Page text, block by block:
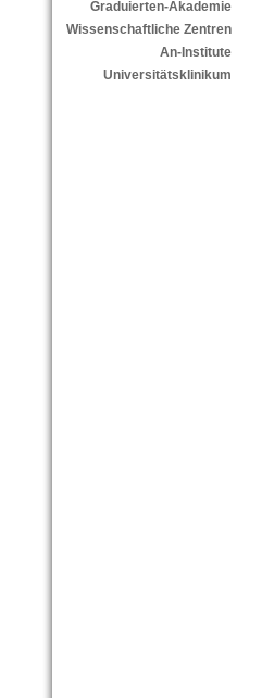
Graduierten-Akademie
Wissenschaftliche Zentren
An-Institute
Universitätsklinikum